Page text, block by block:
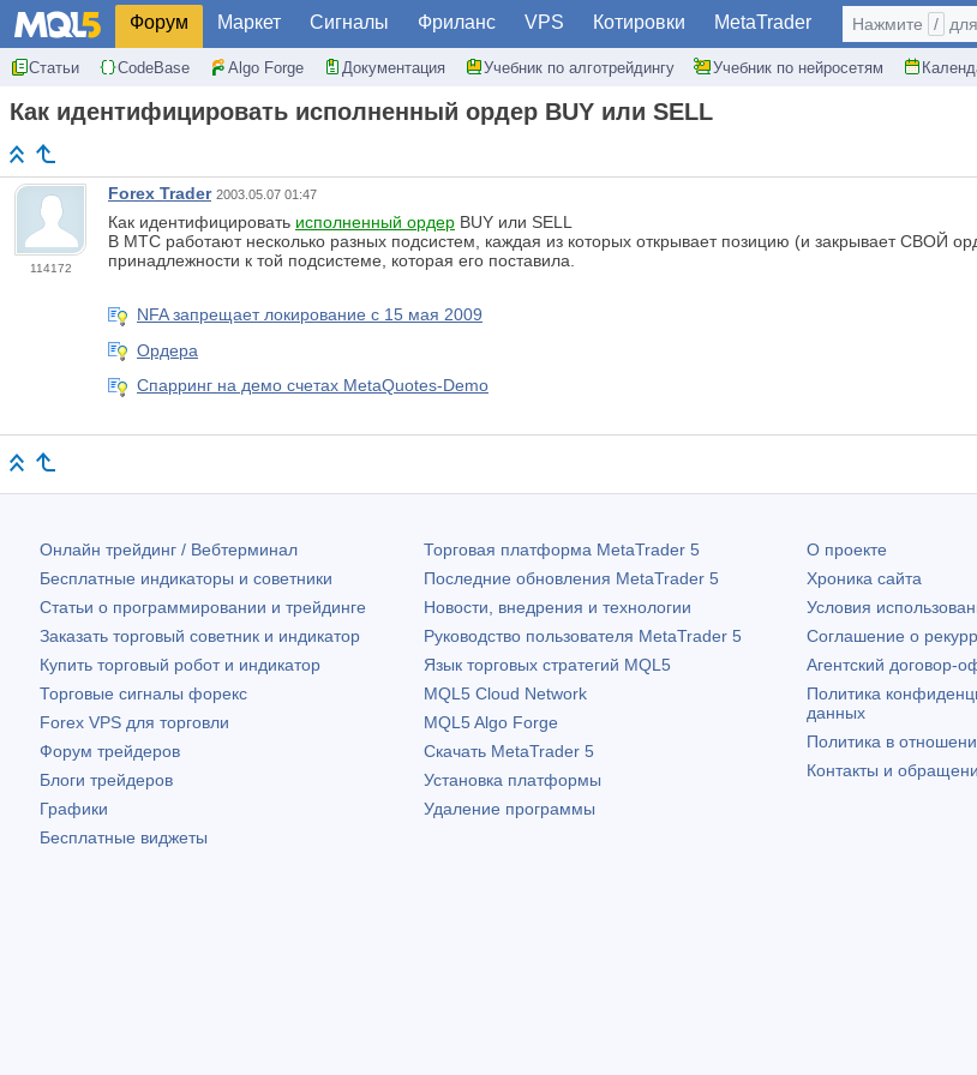
Форум Маркет Сигналы Фриланс VPS Котировки MetaTrader
Статьи CodeBase Algo Forge Документация Учебник по алготрейдингу Учебник по нейросетям
Нажмите /
Как идентифицировать исполненный ордер BUY или SELL
114172
Forex Trader 2003.05.07 01:47
Как идентифицировать исполненный ордер BUY или SELL
В МТС работают несколько разных подсистем, каждая из которых открывает позицию (и закрывает СВОЙ
принадлежности к той подсистеме, которая его поставила.
NFA запрещает локирование с 15 мая 2009
Ордера
Спарринг на демо счетах MetaQuotes-Demo
Онлайн трейдинг / Вебтерминал
Бесплатные индикаторы и советники
Статьи о программировании и трейдинге
Заказать торговый советник и индикатор
Купить торговый робот и индикатор
Торговые сигналы форекс
Forex VPS для торговли
Форум трейдеров
Блоги трейдеров
Графики
Бесплатные виджеты
Торговая платформа MetaTrader 5
Последние обновления MetaTrader 5
Новости, внедрения и технологии
Руководство пользователя MetaTrader 5
Язык торговых стратегий MQL5
MQL5 Cloud Network
MQL5 Algo Forge
Скачать MetaTrader 5
Установка платформы
Удаление программы
О проекте
Хроника сайта
Условия
Соглашение о
Агентский договор-
Политика
данных
Политика в
Контакты и